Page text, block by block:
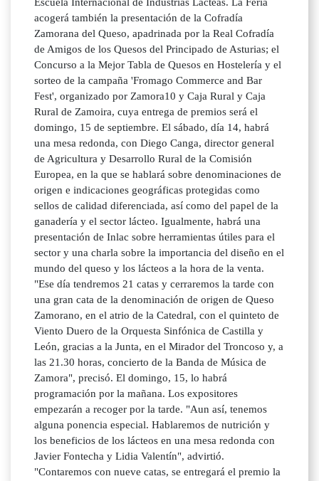
Escuela Internacional de Industrias Lácteas. La Feria
acogerá también la presentación de la Cofradía
Zamorana del Queso, apadrinada por la Real Cofradía
de Amigos de los Quesos del Principado de Asturias; el
Concurso a la Mejor Tabla de Quesos en Hostelería y el
sorteo de la campaña 'Fromago Commerce and Bar
Fest', organizado por Zamora10 y Caja Rural y Caja
Rural de Zamoira, cuya entrega de premios será el
domingo, 15 de septiembre. El sábado, día 14, habrá
una mesa redonda, con Diego Canga, director general
de Agricultura y Desarrollo Rural de la Comisión
Europea, en la que se hablará sobre denominaciones de
origen e indicaciones geográficas protegidas como
sellos de calidad diferenciada, así como del papel de la
ganadería y el sector lácteo. Igualmente, habrá una
presentación de Inlac sobre herramientas útiles para el
sector y una charla sobre la importancia del diseño en el
mundo del queso y los lácteos a la hora de la venta.
"Ese día tendremos 21 catas y cerraremos la tarde con
una gran cata de la denominación de origen de Queso
Zamorano, en el atrio de la Catedral, con el quinteto de
Viento Duero de la Orquesta Sinfónica de Castilla y
León, gracias a la Junta, en el Mirador del Troncoso y, a
las 21.30 horas, concierto de la Banda de Música de
Zamora", precisó. El domingo, 15, lo habrá
programación por la mañana. Los expositores
empezarán a recoger por la tarde. "Aun así, tenemos
alguna ponencia especial. Hablaremos de nutrición y
los beneficios de los lácteos en una mesa redonda con
Javier Fontecha y Lidia Valentín", advirtió.
"Contaremos con nueve catas, se entregará el premio la